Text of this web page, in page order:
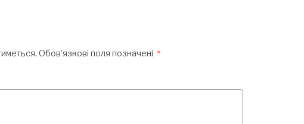
Обов’язкові поля позначені *